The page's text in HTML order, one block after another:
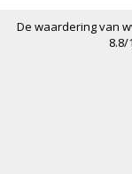
De waardering van